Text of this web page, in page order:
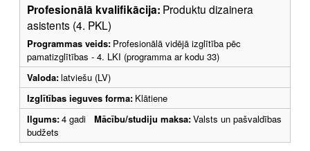
Profesionālā kvalifikācija: Produktu dizainera
asistents (4. PKL)
Programmas veids: Profesionālā vidējā izglītība pēc
pamatizglītības - 4. LKI (programma ar kodu 33)
Valoda:latviešu (LV)
Izglītības ieguves forma: Klātiene
Ilgums:4 gadi Mācību/studiju maksa:Valsts un pašvaldības
budžets